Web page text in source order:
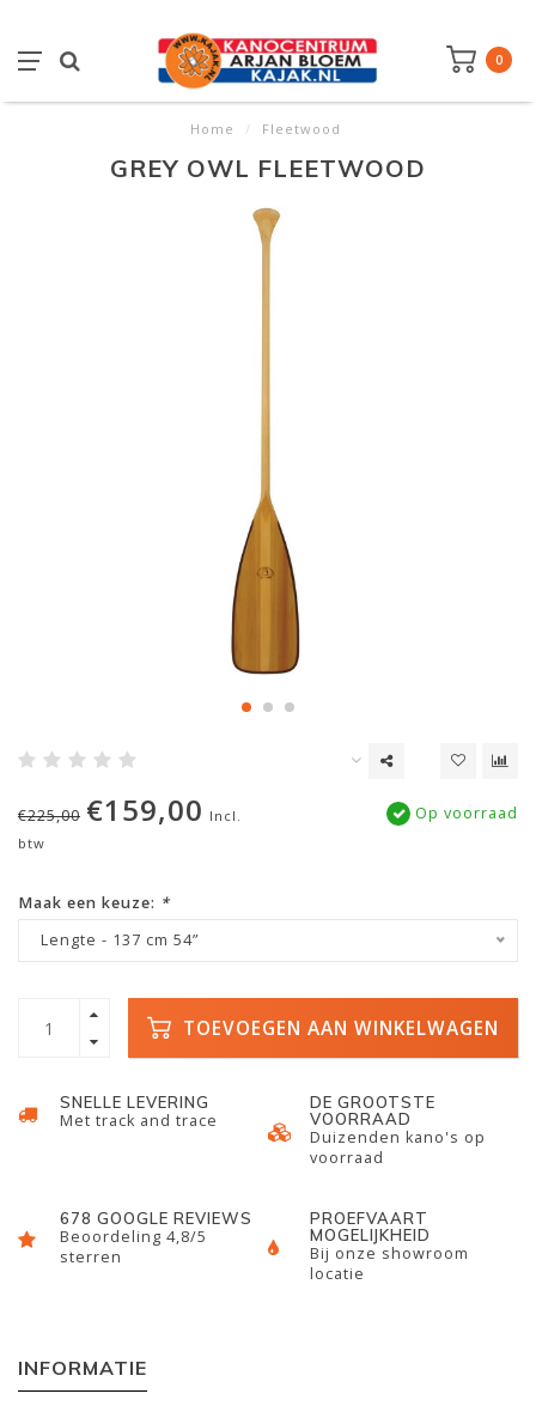
0
Home / Fleetwood
GREY OWL FLEETWOOD
€225,00 €159,00 Incl.
btw
Op voorraad
Maak een keuze: *
Lengte - 137 cm 54”
TOEVOEGEN AAN WINKELWAGEN
SNELLE LEVERING
Met track and trace
DE GROOTSTE
VOORRAAD
Duizenden kano's op
voorraad
678 GOOGLE REVIEWS
Beoordeling 4,8/5
sterren
PROEFVAART
MOGELIJKHEID
Bij onze showroom
locatie
INFORMATIE